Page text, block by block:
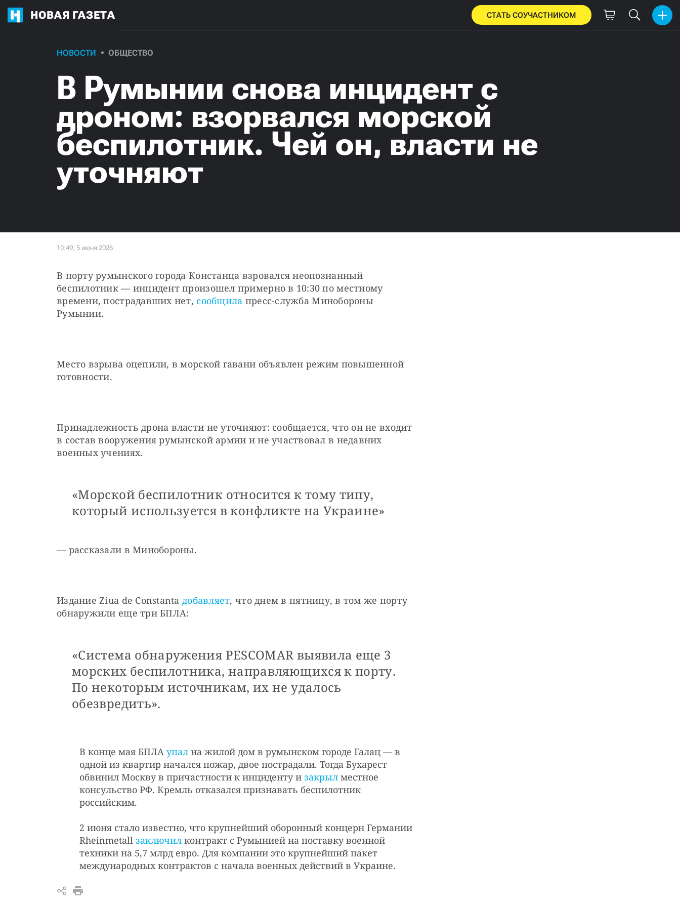
НОВАЯ ГАЗЕТА СТАТЬ СОУЧАСТНИКОМ
НОВОСТИ ОБЩЕСТВО
В Румынии снова инцидент с
дроном: взорвался морской
беспилотник. Чей он, власти не
уточняют
В порту румынского города Констанца взровался неопознанный
беспилотник — инцидент произошел примерно в 10:30 по местному
времени, пострадавших нет, сообщила пресс-служба Минобороны
Румынии.
Место взрыва оцепили, в морской гавани объявлен режим повышенной
готовности.
Принадлежность дрона власти не уточняют: сообщается, что он не входит
в состав вооружения румынской армии и не участвовал в недавних
военных учениях.
«Морской беспилотник относится к тому типу,
который используется в конфликте на Украине»
— рассказали в Минобороны.
Издание Ziua de Constanta добавляет, что днем в пятницу, в том же порту
обнаружили еще три БПЛА:
«Система обнаружения PESCOMAR выявила еще 3
морских беспилотника, направляющихся к порту.
По некоторым источникам, их не удалось
обезвредить».
В конце мая БПЛА упал на жилой дом в румынском городе Галац — в
одной из квартир начался пожар, двое пострадали. Тогда Бухарест
обвинил Москву в причастности к инциденту и закрыл местное
консульство РФ. Кремль отказался признавать беспилотник
российским.
2 июня стало известно, что крупнейший оборонный концерн Германии
Rheinmetall заключил контракт с Румынией на поставку военной
техники на 5,7 млрд евро. Для компании это крупнейший пакет
международных контрактов с начала военных действий в Украине.